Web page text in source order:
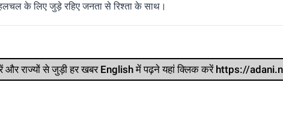
के लिए जुड़े रहिए जनता से रिश्ता के साथ।
और राज्‍यों से जुड़ी हर खबर English में पढ़ने यहां क्लिक करें https://